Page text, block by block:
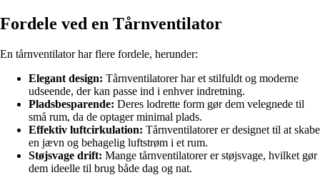
Fordele ved en Tårnventilator
En tårnventilator har flere fordele, herunder:
Elegant design: Tårnventilatorer har et stilfuldt og moderne
udseende, der kan passe ind i enhver indretning.
Pladsbesparende: Deres lodrette form gør dem velegnede til
små rum, da de optager minimal plads.
Effektiv luftcirkulation: Tårnventilatorer er designet til at skabe
en jævn og behagelig luftstrøm i et rum.
Støjsvage drift: Mange tårnventilatorer er støjsvage, hvilket gør
dem ideelle til brug både dag og nat.